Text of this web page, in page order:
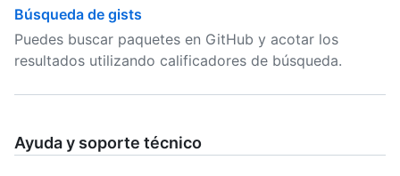
Búsqueda de gists
Puedes buscar paquetes en GitHub y acotar los
resultados utilizando calificadores de búsqueda.
Ayuda y soporte técnico